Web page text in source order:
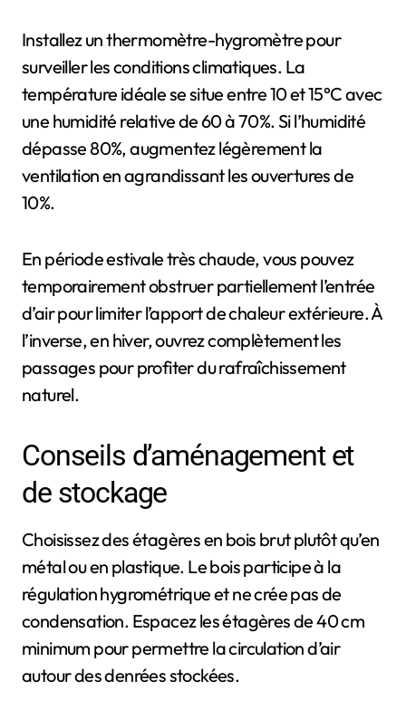
Installez un thermomètre-hygromètre pour
surveiller les conditions climatiques. La
température idéale se situe entre 10 et 15°C avec
une humidité relative de 60 à 70%. Si l’humidité
dépasse 80%, augmentez légèrement la
ventilation en agrandissant les ouvertures de
10%.
En période estivale très chaude, vous pouvez
temporairement obstruer partiellement l’entrée
d’air pour limiter l’apport de chaleur extérieure. À
l’inverse, en hiver, ouvrez complètement les
passages pour profiter du rafraîchissement
naturel.
Conseils d’aménagement et
de stockage
Choisissez des étagères en bois brut plutôt qu’en
métal ou en plastique. Le bois participe à la
régulation hygrométrique et ne crée pas de
condensation. Espacez les étagères de 40 cm
minimum pour permettre la circulation d’air
autour des denrées stockées.